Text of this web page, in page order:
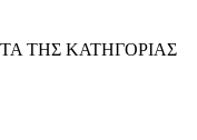
ΤΗΣ ΚΑΤΗΓΟΡΙΑΣ